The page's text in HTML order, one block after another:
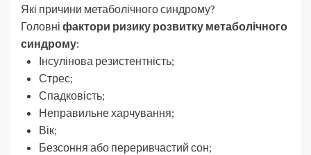
Які причини метаболічного синдрому?
Головні фактори ризику розвитку метаболічного
синдрому:
Інсулінова резистентність;
Стрес;
Спадковість;
Неправильне харчування;
Вік;
Безсоння або переривчастий сон;